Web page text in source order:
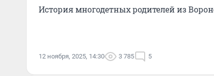
История многодетных родителей из
12 ноября, 2025, 14:30 3 785 5